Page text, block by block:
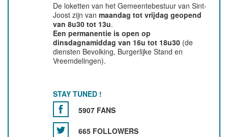
De loketten van het Gemeentebestuur van Sint-
Joost zijn vanmaandag tot vrijdag geopend
van 8u30 tot 13u.
Een permanentie is open op
dinsdagnamiddag van 16u tot 18u30 (de
diensten Bevolking, Burgerlijke Stand en
Vreemdelingen).
STAY TUNED !
5907 FANS
665 FOLLOWERS